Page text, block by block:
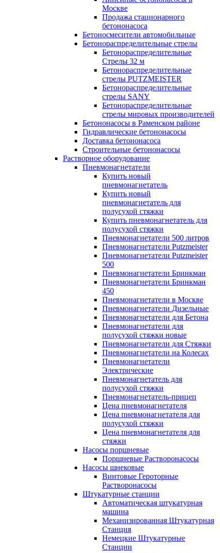
Москве
Продажа стационарного
бетононасоса
Бетоносмесители автомобильные
Бетонораспределительные стрелы
Бетонораспределительные
Стрелы 32 м
Бетонораспределительные
стрелы PUTZMEISTER
Бетонораспределительные
стрелы SANY
Бетонораспределительные
стрелы мировых производителей
Бетононасосы в Раменском районе
Гидравлические бетононасосы
Доставка бетононасоса
Строительные бетононасосы
Растворное оборудование
Пневмонагнетатели
Купить новый
пневмонагнетатель
Купить новый
пневмонагнетатель для
полусухой стяжки
Купить пневмонагнетатель для
полусухой стяжки
Пневмонагнетатели 500 литров
Пневмонагнетатели Putzmeister
Пневмонагнетатели Putzmeister
500
Пневмонагнетатели Бринкман
Пневмонагнетатели Бринкман
450
Пневмонагнетатели в Москве
Пневмонагнетатели Дизельные
Пневмонагнетатели для Бетона
Пневмонагнетатели для
полусухой стяжки новые
Пневмонагнетатели для Стяжки
Пневмонагнетатели на Колесах
Пневмонагнетатели
Электрические
Пневмонагнетатель для
полусухой стяжки
Пневмонагнетатель-прицеп
Цена пневмонагнетателя
Цена пневмонагнетателя для
полусухой стяжки
Цена пневмонагнетателя для
стяжки
Насосы поршневые
Поршневые Растворонасосы
Насосы шнековые
Винтовые Героторные
Растворонасосы
Штукатурные станции
Автоматическая штукатурная
машина
Механизированная Штукатурная
Станция
Немецкие Штукатурные
Станции